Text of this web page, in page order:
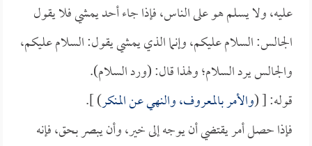
عليه، ولا يسلم هو على الناس، فإذا جاء أحد يمشي فلا يقول
الجالس: السلام عليكم، وإنما الذي يمشي يقول: السلام عليكم،
والجالس يرد السلام؛ ولهذا قال: (ورد السلام).
قوله: [ (والأمر بالمعروف، والنهي عن المنكر) ].
فإذا حصل أمر يقتضي أن يوجه إلى خير، وأن يبصر بحق، فإنه